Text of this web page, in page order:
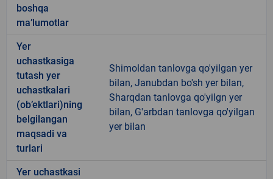
boshqa
ma’lumotlar
Yer
uchastkasiga
tutash yer
uchastkalari
(ob’ektlari)ning
belgilangan
maqsadi va
turlari
Shimoldan tanlovga qo'yilgan yer
bilan, Janubdan bo'sh yer bilan,
Sharqdan tanlovga qo'yilgn yer
bilan, G'arbdan tanlovga qo'yilgan
yer bilan
Yer uchastkasi